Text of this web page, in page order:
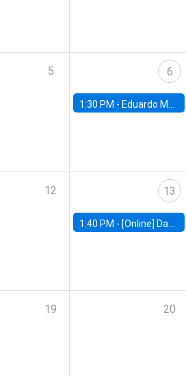
5 6
1:30 PM - Eduardo Montero, University of Chicago
12 13
1:40 PM - [Online] Dan Zeltzer, The Eitan Berglas School of Economics, Tel Aviv University
19 20